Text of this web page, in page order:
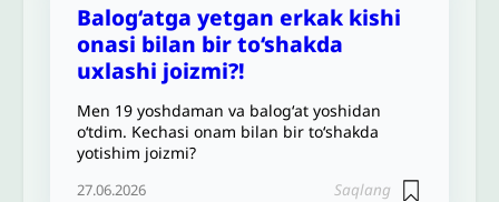
Balog‘atga yetgan erkak kishi
onasi bilan bir to‘shakda
uxlashi joizmi?!
Men 19 yoshdaman va balogʻat yoshidan
oʻtdim. Kechasi onam bilan bir to‘shakda
yotishim joizmi?
27.06.2026 Saqlang